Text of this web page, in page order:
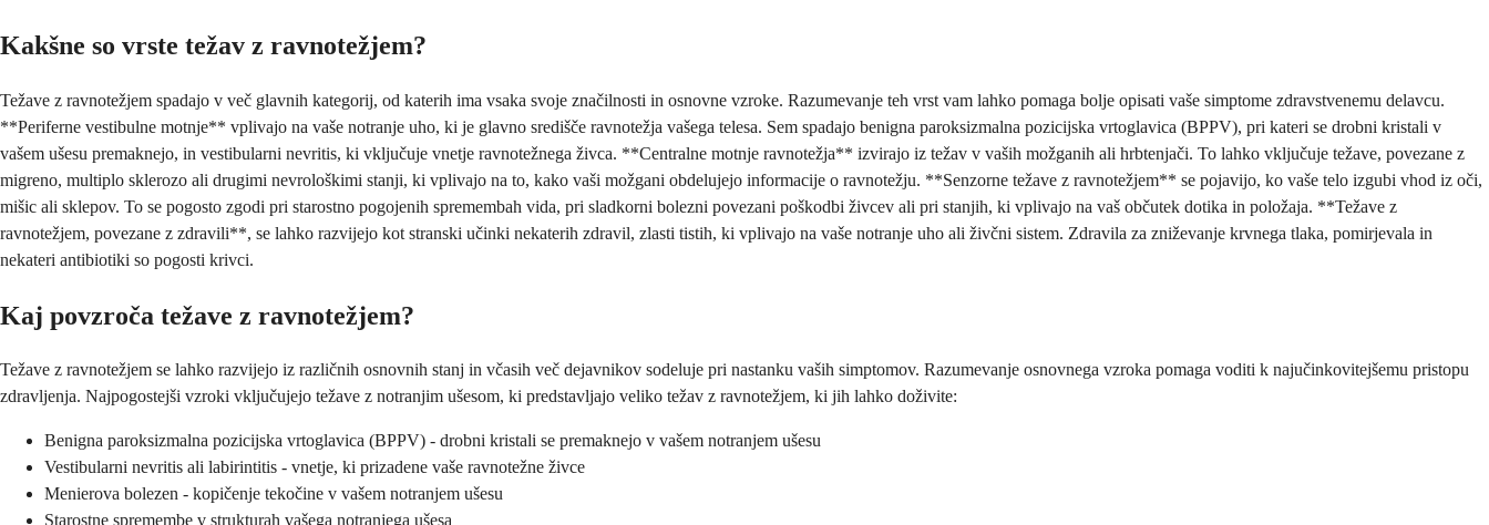
Kakšne so vrste težav z ravnotežjem?
Težave z ravnotežjem spadajo v več glavnih kategorij, od katerih ima vsaka svoje značilnosti in osnovne vzroke. Razumevanje teh vrst vam lahko pomaga bolje opisati vaše simptome zdravstvenemu delavcu.
**Periferne vestibulne motnje** vplivajo na vaše notranje uho, ki je glavno središče ravnotežja vašega telesa. Sem spadajo benigna paroksizmalna pozicijska vrtoglavica (BPPV), pri kateri se drobni kristali v
vašem ušesu premaknejo, in vestibularni nevritis, ki vključuje vnetje ravnotežnega živca. **Centralne motnje ravnotežja** izvirajo iz težav v vaših možganih ali hrbtenjači. To lahko vključuje težave, povezane z
migreno, multiplo sklerozo ali drugimi nevrološkimi stanji, ki vplivajo na to, kako vaši možgani obdelujejo informacije o ravnotežju. **Senzorne težave z ravnotežjem** se pojavijo, ko vaše telo izgubi vhod iz oči,
mišic ali sklepov. To se pogosto zgodi pri starostno pogojenih spremembah vida, pri sladkorni bolezni povezani poškodbi živcev ali pri stanjih, ki vplivajo na vaš občutek dotika in položaja. **Težave z
ravnotežjem, povezane z zdravili**, se lahko razvijejo kot stranski učinki nekaterih zdravil, zlasti tistih, ki vplivajo na vaše notranje uho ali živčni sistem. Zdravila za zniževanje krvnega tlaka, pomirjevala in
nekateri antibiotiki so pogosti krivci.
Kaj povzroča težave z ravnotežjem?
Težave z ravnotežjem se lahko razvijejo iz različnih osnovnih stanj in včasih več dejavnikov sodeluje pri nastanku vaših simptomov. Razumevanje osnovnega vzroka pomaga voditi k najučinkovitejšemu pristopu
zdravljenja. Najpogostejši vzroki vključujejo težave z notranjim ušesom, ki predstavljajo veliko težav z ravnotežjem, ki jih lahko doživite:
Benigna paroksizmalna pozicijska vrtoglavica (BPPV) - drobni kristali se premaknejo v vašem notranjem ušesu
Vestibularni nevritis ali labirintitis - vnetje, ki prizadene vaše ravnotežne živce
Menierova bolezen - kopičenje tekočine v vašem notranjem ušesu
Starostne spremembe v strukturah vašega notranjega ušesa